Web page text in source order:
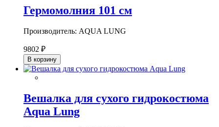
Гермомолния 101 см
Производитель: AQUA LUNG
9802 ₽
В корзину
Вешалка для сухого гидрокостюма
Aqua Lung